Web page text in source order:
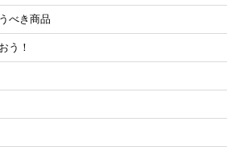
べき商品
う！